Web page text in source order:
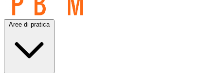
Aree di pratica